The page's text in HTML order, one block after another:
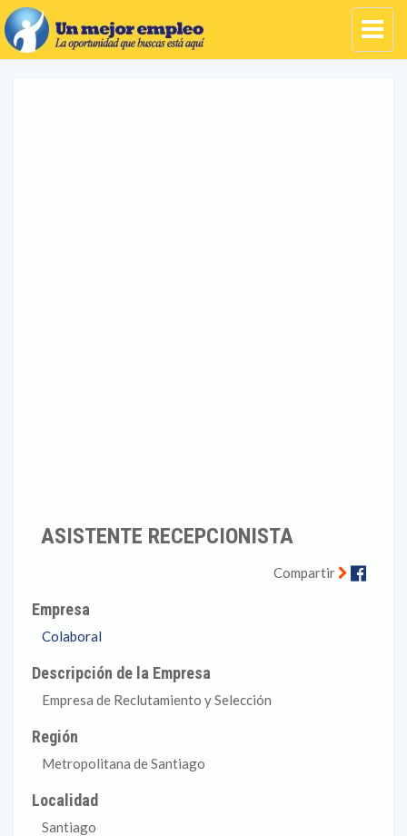
ASISTENTE RECEPCIONISTA
Compartir
Empresa
Colaboral
Descripción de la Empresa
Empresa de Reclutamiento y Selección
Región
Metropolitana de Santiago
Localidad
Santiago